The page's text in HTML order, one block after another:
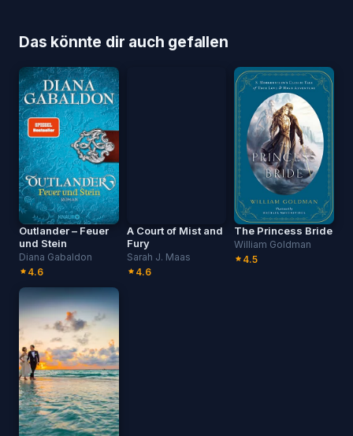
Das könnte dir auch gefallen
Outlander – Feuer
und Stein
Diana Gabaldon
4.6
A Court of Mist and
Fury
Sarah J. Maas
4.6
The Princess Bride
William Goldman
4.5